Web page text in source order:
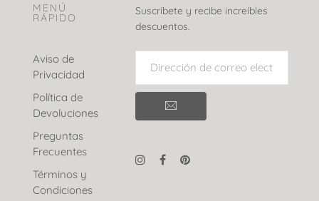
MENÚ
RÁPIDO
Aviso de
Privacidad
Política de
Devoluciones
Preguntas
Frecuentes
Términos y
Condiciones
Suscríbete y recibe increíbles
descuentos.